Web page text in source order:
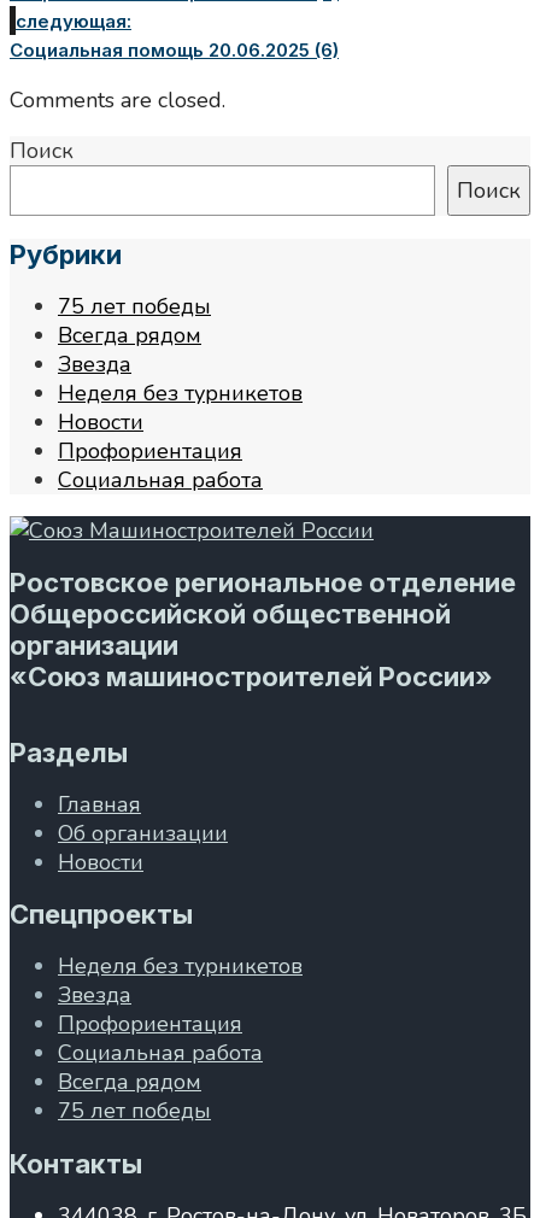
следующая:
Социальная помощь 20.06.2025 (6)
Comments are closed.
Поиск
Поиск
Рубрики
75 лет победы
Всегда рядом
Звезда
Неделя без турникетов
Новости
Профориентация
Социальная работа
Ростовское региональное отделение
Общероссийской общественной
организации
«Союз машиностроителей России»
Разделы
Главная
Об организации
Новости
Спецпроекты
Неделя без турникетов
Звезда
Профориентация
Социальная работа
Всегда рядом
75 лет победы
Контакты